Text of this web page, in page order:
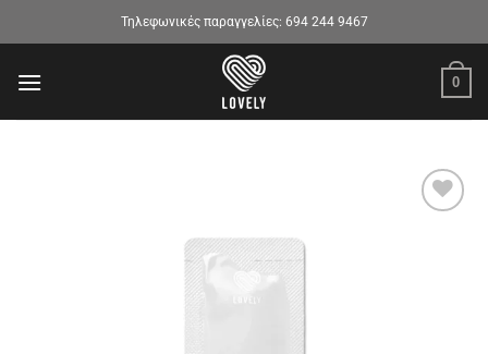
στο
Τηλεφωνικές παραγγελίες: 694 244 9467
0